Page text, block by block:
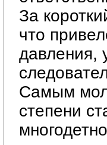
За
что
давления,
Самым
степени